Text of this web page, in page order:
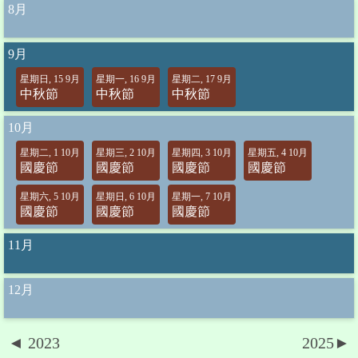
8月
9月
星期日, 15 9月
中秋節
星期一, 16 9月
中秋節
星期二, 17 9月
中秋節
10月
星期二, 1 10月
國慶節
星期三, 2 10月
國慶節
星期四, 3 10月
國慶節
星期五, 4 10月
國慶節
星期六, 5 10月
國慶節
星期日, 6 10月
國慶節
星期一, 7 10月
國慶節
11月
12月
◄ 2023 2025►